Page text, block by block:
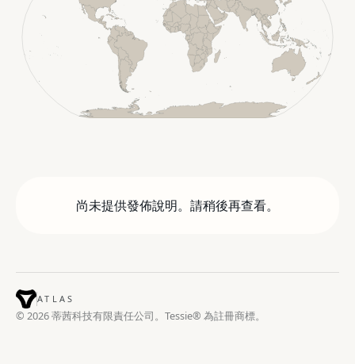
尚未提供發佈說明。請稍後再查看。
ATLAS
© 2026 蒂茜科技有限責任公司。Tessie® 為註冊商標。